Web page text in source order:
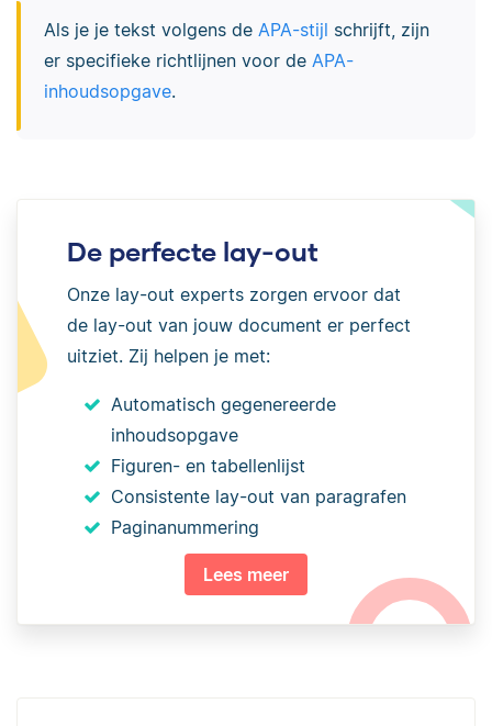
Als je je tekst volgens de APA-stijl schrijft, zijn
er specifieke richtlijnen voor de APA-
inhoudsopgave.
De perfecte lay-out
Onze lay-out experts zorgen ervoor dat
de lay-out van jouw document er perfect
uitziet. Zij helpen je met:
Automatisch gegenereerde
inhoudsopgave
Figuren- en tabellenlijst
Consistente lay-out van paragrafen
Paginanummering
Lees meer